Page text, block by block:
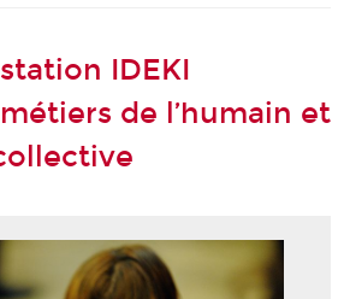
IDEKI
de l’humain et